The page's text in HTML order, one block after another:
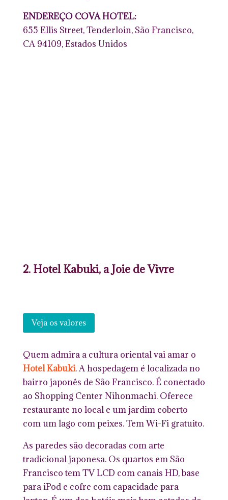
ENDEREÇO COVA HOTEL:
655 Ellis Street, Tenderloin, São Francisco,
CA 94109, Estados Unidos
2. Hotel Kabuki, a Joie de Vivre
Veja os valores
Quem admira a cultura oriental vai amar o
Hotel Kabuki. A hospedagem é localizada no
bairro japonês de São Francisco. É conectado
ao Shopping Center Nihonmachi. Oferece
restaurante no local e um jardim coberto
com um lago com peixes. Tem Wi-Fi gratuito.
As paredes são decoradas com arte
tradicional japonesa. Os quartos em São
Francisco tem TV LCD com canais HD, base
para iPod e cofre com capacidade para